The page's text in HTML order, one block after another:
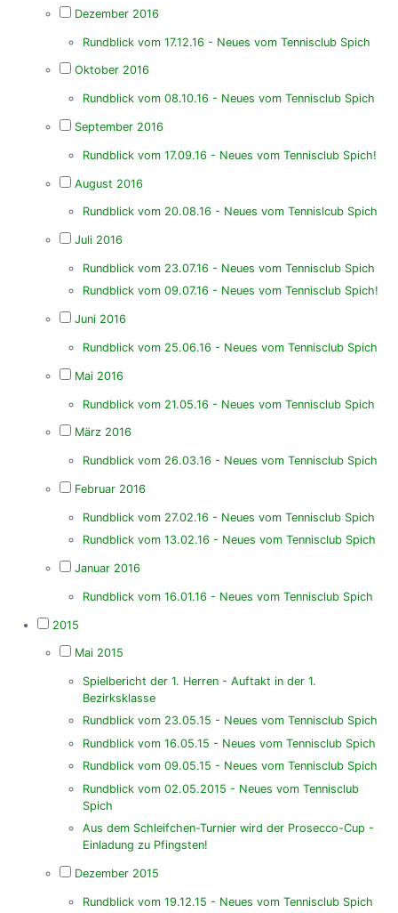
Dezember 2016
Rundblick vom 17.12.16 - Neues vom Tennisclub Spich
Oktober 2016
Rundblick vom 08.10.16 - Neues vom Tennisclub Spich
September 2016
Rundblick vom 17.09.16 - Neues vom Tennisclub Spich!
August 2016
Rundblick vom 20.08.16 - Neues vom Tennislcub Spich
Juli 2016
Rundblick vom 23.07.16 - Neues vom Tennisclub Spich
Rundblick vom 09.07.16 - Neues vom Tennisclub Spich!
Juni 2016
Rundblick vom 25.06.16 - Neues vom Tennisclub Spich
Mai 2016
Rundblick vom 21.05.16 - Neues vom Tennisclub Spich
März 2016
Rundblick vom 26.03.16 - Neues vom Tennisclub Spich
Februar 2016
Rundblick vom 27.02.16 - Neues vom Tennisclub Spich
Rundblick vom 13.02.16 - Neues vom Tennisclub Spich
Januar 2016
Rundblick vom 16.01.16 - Neues vom Tennisclub Spich
2015
Mai 2015
Spielbericht der 1. Herren - Auftakt in der 1.
Bezirksklasse
Rundblick vom 23.05.15 - Neues vom Tennisclub Spich
Rundblick vom 16.05.15 - Neues vom Tennisclub Spich
Rundblick vom 09.05.15 - Neues vom Tennisclub Spich
Rundblick vom 02.05.2015 - Neues vom Tennisclub
Spich
Aus dem Schleifchen-Turnier wird der Prosecco-Cup -
Einladung zu Pfingsten!
Dezember 2015
Rundblick vom 19.12.15 - Neues vom Tennisclub Spich